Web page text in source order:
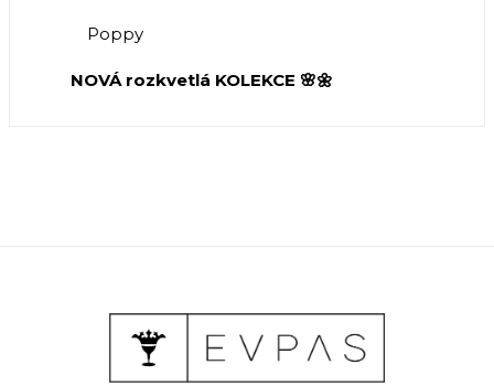
Poppy
NOVÁ rozkvetlá KOLEKCE 🌸🌼